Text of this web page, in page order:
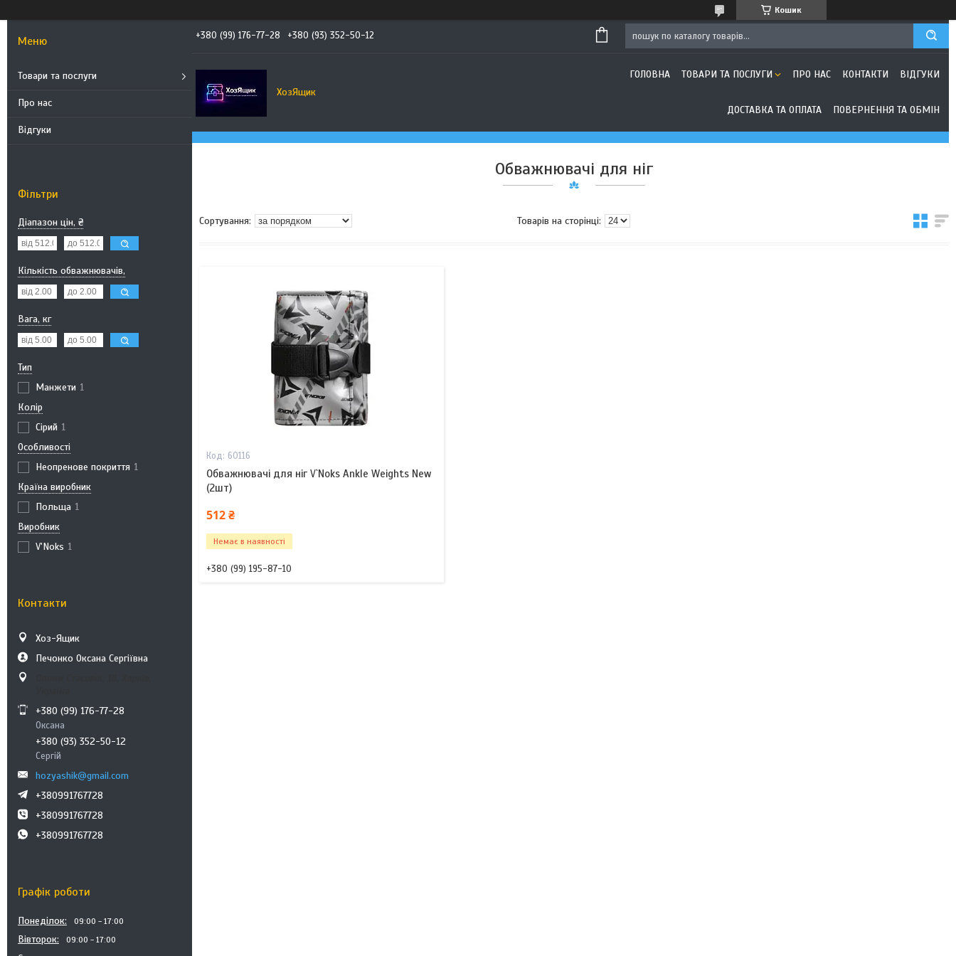
Кошик
Товари та послуги
Про нас
Відгуки
Фільтри
Діапазон цін, ₴
Кількість обважнювачів,
Вага, кг
Тип
Манжети 1
Колір
Сірий 1
Особливості
Неопренове покриття 1
Країна виробник
Польща 1
Виробник
V'Noks 1
Контакти
Хоз-Ящик
Печонко Оксана Сергіївна
+380 (99) 176-77-28
Оксана
+380 (93) 352-50-12
Сергій
hozyashik@gmail.com
+380991767728
+380991767728
+380991767728
Графік роботи
Понеділок 09:00 17:00
Вівторок 09:00 17:00
+380 (99) 176-77-28 +380 (93) 352-50-12
ХозЯщик
ГОЛОВНА ТОВАРИ ТА ПОСЛУГИ ПРО НАС КОНТАКТИ ВІДГУКИ
ДОСТАВКА ТА ОПЛАТА ПОВЕРНЕННЯ ТА ОБМІН
Обважнювачі для ніг
60116
Обважнювачі для ніг V`Noks Ankle Weights New
(2шт)
512 ₴
Немає в наявності
+380 (99) 195-87-10